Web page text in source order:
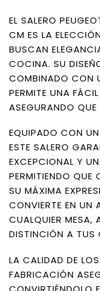
EL SALERO
CM ES LA
BUSCAN
COCINA. SU
COMBINADO CON
PERMITE UNA
ASEGURANDO
EQUIPADO CON
ESTE SALERO
EXCEPCIONAL Y
PERMITIENDO QUE
SU MÁXIMA
CONVIERTE EN UN
CUALQUIER MESA,
DISTINCIÓN A TUS
LA CALIDAD DE
FABRICACIÓN